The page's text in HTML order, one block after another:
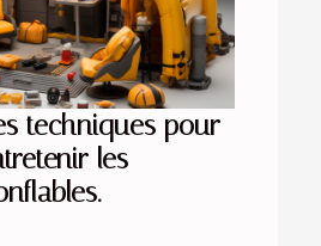
techniques pour
les